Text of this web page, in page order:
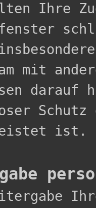
Ihre
mit
darauf
ist.